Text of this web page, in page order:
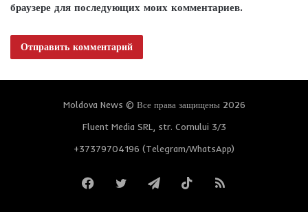
браузере для последующих моих комментариев.
Moldova News © Все права защищены 2026
Fluent Media SRL, str. Cornului 3/3
+37379704196 (Telegram/WhatsApp)
FacebookTwitterTelegramTikTokRSS